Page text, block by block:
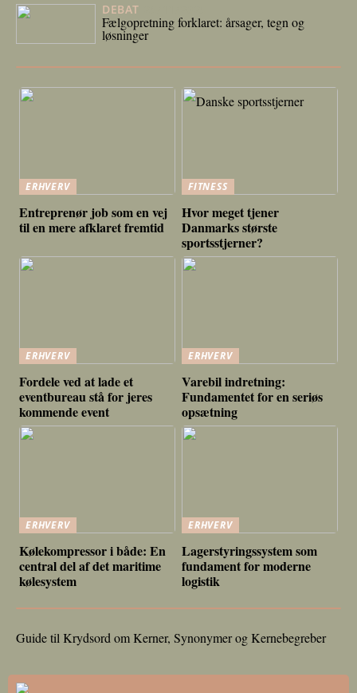
DEBAT
Fælgopretning forklaret: årsager, tegn og
løsninger
ERHVERV
Entreprenør job som en vej
til en mere afklaret fremtid
FITNESS
Hvor meget tjener
Danmarks største
sportsstjerner?
ERHVERV
Fordele ved at lade et
eventbureau stå for jeres
kommende event
ERHVERV
Varebil indretning:
Fundamentet for en seriøs
opsætning
ERHVERV
Kølekompressor i både: En
central del af det maritime
kølesystem
ERHVERV
Lagerstyringssystem som
fundament for moderne
logistik
Guide til Krydsord om Kerner, Synonymer og Kernebegreber